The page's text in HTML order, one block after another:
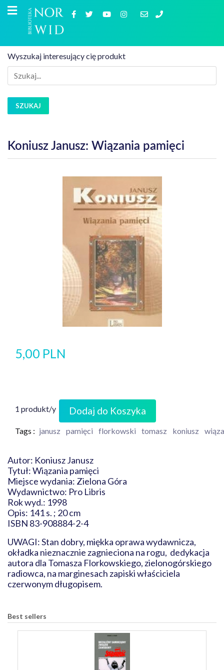
Wyszukaj interesujący cię produkt
SZUKAJ
Koniusz Janusz: Wiązania pamięci
5,00 PLN
1 produkt/y Dodaj do Koszyka
Tags : janusz pamięci florkowski tomasz koniusz
Autor: Koniusz Janusz
Tytuł: Wiązania pamięci
Miejsce wydania: Zielona Góra
Wydawnictwo: Pro Libris
Rok wyd.: 1998
Opis: 141 s. ; 20 cm
ISBN 83-908884-2-4
UWAGI: Stan dobry, miękka oprawa wydawnicza,
okładka nieznacznie zagnieciona na rogu, dedykacja
autora dla Tomasza Florkowskiego, zielonogórskiego
radiowca, na marginesach zapiski właściciela
czerwonym długopisem.
Best sellers